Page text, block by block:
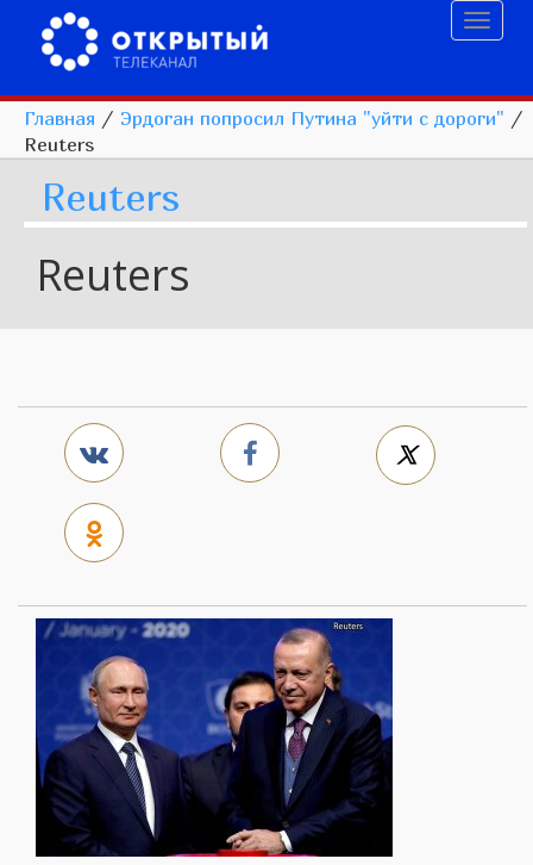
Главная / Эрдоган попросил Путина "уйти с дороги" /
Reuters
Reuters
Reuters